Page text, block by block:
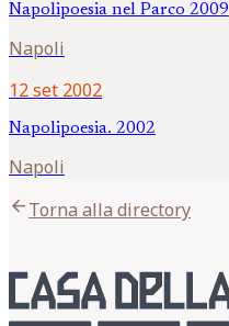
Napolipoesia nel Parco 2009
Napoli
12 set 2002
Napolipoesia. 2002
Napoli
arrow_backTorna alla directory